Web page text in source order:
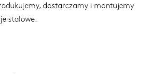
dostarczamy i montujemy
stalowe.